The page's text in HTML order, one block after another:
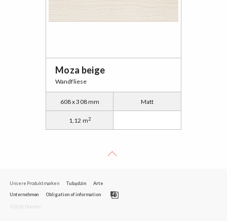
Moza beige
Wandfliese
608 x 308 mm Matt
1,12 m2
Unsere Produktmarken Tubądzin
Arte
Unternehmen
Obligation of information
©2026 Domino